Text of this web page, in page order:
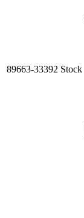
89663-33392 Stock